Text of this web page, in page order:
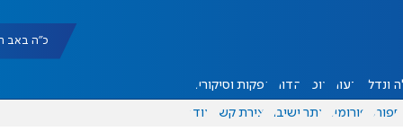
כ"ה באב תשפ"ו
ונדל"ן דעות אוכל יהדות הפקות וסיקורים
ספורט פורומים אתר ישיבה יצירת קשר עוד